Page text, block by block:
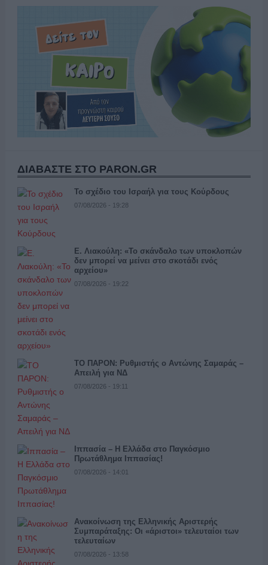
ΔΙΑΒΑΣΤΕ ΣΤΟ PARON.GR
Το σχέδιο του Ισραήλ για τους Κούρδους
07/08/2026 - 19:28
Ε. Λιακούλη: «Το σκάνδαλο των υποκλοπών
δεν μπορεί να μείνει στο σκοτάδι ενός
αρχείου»
07/08/2026 - 19:22
ΤΟ ΠΑΡΟΝ: Ρυθμιστής ο Αντώνης Σαμαράς –
Απειλή για ΝΔ
07/08/2026 - 19:11
Ιππασία – Η Ελλάδα στο Παγκόσμιο
Πρωτάθλημα Ιππασίας!
07/08/2026 - 14:01
Ανακοίνωση της Ελληνικής Αριστερής
Συμπαράταξης: Οι «άριστοι» τελευταίοι των
τελευταίων
07/08/2026 - 13:58